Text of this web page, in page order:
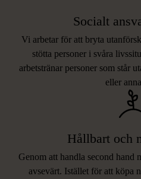
Socialt
Vi arbetar för att bryta
stötta personer i svåra
arbetstränar personer som står
eller
Hållbart och
Genom att handla second hand
avsevärt. Istället för att köpa